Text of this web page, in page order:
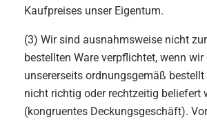
Kaufpreises unser Eigentum.
(3) Wir sind ausnahmsweise nicht
bestellten Ware verpflichtet, wenn wir
unsererseits ordnungsgemäß bestellt
nicht richtig oder rechtzeitig beliefert
(kongruentes Deckungsgeschäft).